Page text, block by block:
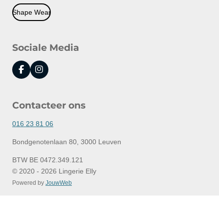
Shape Wear
Sociale Media
F
a
b
o
k
I
n
a
r
a
Contacteer ons
016 23 81 06
Bondgenotenlaan 80, 3000 Leuven
BTW BE 0472.349.121
© 2020 - 2026 Lingerie Elly
Powered by JouwWeb